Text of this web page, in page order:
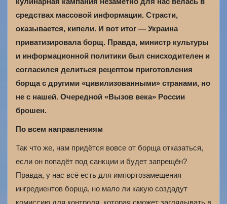
средствах массовой информации. Страсти,
оказывается, кипели. И вот итог — Украина
приватизировала борщ. Правда, министр культуры
и информационной политики был снисходителен и
согласился делиться рецептом приготовления
борща с другими «цивилизованными» странами, но
не с нашей. Очередной «Вызов века» России
брошен.
По всем направлениям
Так что же, нам придётся вовсе от борща отказаться,
если он попадёт под санкции и будет запрещён?
Правда, у нас всё есть для импортозамещения
ингредиентов борща, но мало ли какую создадут
комиссию для контроля, которая сможет заглядывать в